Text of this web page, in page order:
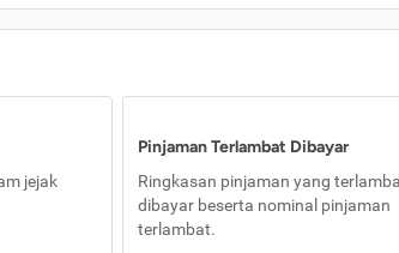
jejak
Pinjaman Terlambat Dibayar
Ringkasan pinjaman yang
dibayar beserta nominal pinjaman
terlambat.